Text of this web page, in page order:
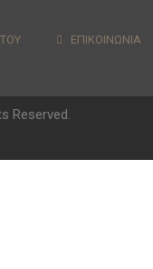
ΕΠΙΚΟΙΝΩΝΙΑ
Reserved.